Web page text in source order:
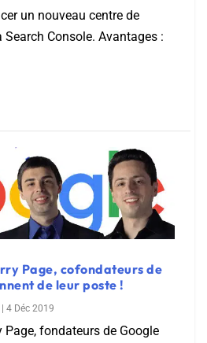
un nouveau centre de
Console. Avantages :
Page, cofondateurs de
de leur poste !
| 4 Déc 2019
Page, fondateurs de Google